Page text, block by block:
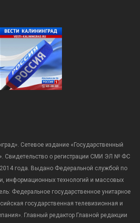
Сетевое издание «Государственный
Свидетельство о регистрации СМИ ЭЛ № ФС
2014 года. Выдано Федеральной службой по
информационных технологий и массовых
Федеральное государственное унитарное
государственная телевизионная и
Главный редактор Главной редакции